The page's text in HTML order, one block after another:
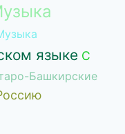
языке С
Башкирские